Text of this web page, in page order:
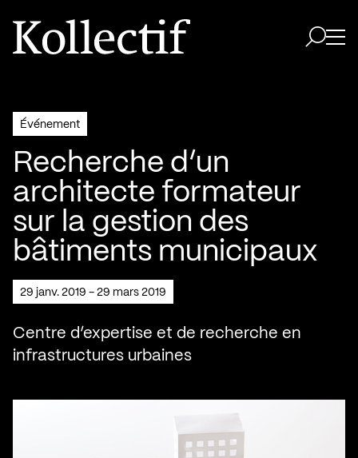
Aller à la page d'accueil
Logo Kollectif
Événement
Recherche d’un
architecte formateur
sur la gestion des
bâtiments municipaux
29 janv. 2019 - 29 mars 2019
Centre d’expertise et de recherche en
infrastructures urbaines